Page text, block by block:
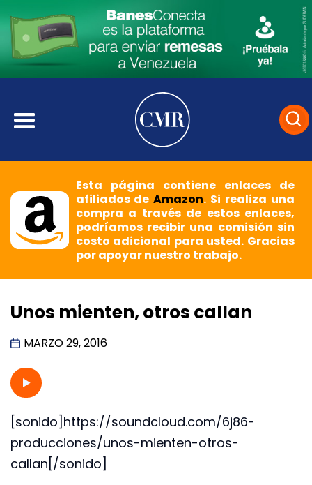
Esta página contiene enlaces de
afiliados deAmazon. Si realiza una
compra a través de estos enlaces,
podríamos recibir una comisión sin
costo adicional para usted. Gracias
por apoyar nuestro trabajo.
Unos mienten, otros callan
MARZO 29, 2016
[sonido]https://soundcloud.com/6j86-
producciones/unos-mienten-otros-
callan[/sonido]